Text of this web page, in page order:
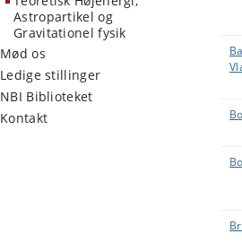
Astropartikel og
Gravitationel fysik
Mød os
Ledige stillinger
NBI Biblioteket
Kontakt